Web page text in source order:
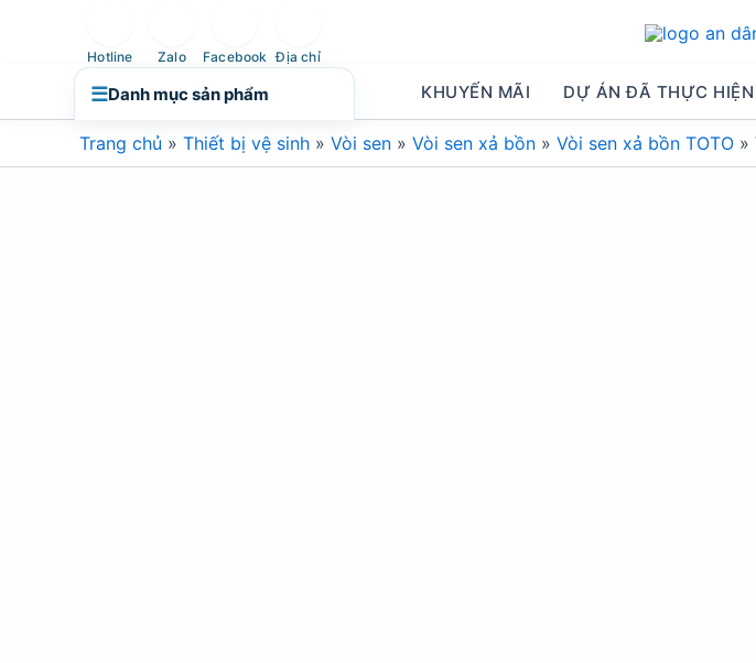
☰Danh mục sản phẩm
Hotline Zalo Facebook Địa chỉ
KHUYẾN MÃI DỰ ÁN ĐÃ THỰC HIỆN
Trang chủ » Thiết bị vệ sinh » Vòi sen » Vòi sen xả bồn » Vòi sen xả bồn TOTO »